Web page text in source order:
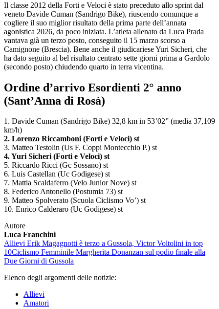
Il classe 2012 della Forti e Veloci è stato preceduto allo sprint dal
veneto Davide Cuman (Sandrigo Bike), riuscendo comunque a
cogliere il suo miglior risultato della prima parte dell’annata
agonistica 2026, da poco iniziata. L’atleta allenato da Luca Prada
vantava già un terzo posto, conseguito il 15 marzo scorso a
Camignone (Brescia). Bene anche il giudicariese Yuri Sicheri, che
ha dato seguito al bel risultato centrato sette giorni prima a Gardolo
(secondo posto) chiudendo quarto in terra vicentina.
Ordine d’arrivo Esordienti 2° anno
(Sant’Anna di Rosà)
1. Davide Cuman (Sandrigo Bike) 32,8 km in 53’02” (media 37,109
km/h)
2. Lorenzo Riccamboni (Forti e Veloci) st
3. Matteo Testolin (Us F. Coppi Montecchio P.) st
4. Yuri Sicheri (Forti e Veloci) st
5. Riccardo Ricci (Gc Sossano) st
6. Luis Castellan (Uc Godigese) st
7. Mattia Scaldaferro (Velo Junior Nove) st
8. Federico Antonello (Postumia 73) st
9. Matteo Spolverato (Scuola Ciclismo Vo’) st
10. Enrico Calderaro (Uc Godigese) st
Autore
Luca Franchini
Allievi Erik Magagnotti è terzo a Gussola, Victor Voltolini in top
10Ciclismo Femminile Margherita Donanzan sul podio finale alla
Due Giorni di Gussola
Elenco degli argomenti delle notizie:
Allievi
Amatori